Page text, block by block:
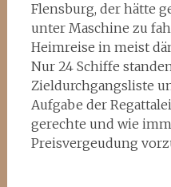
Flensburg, der hätte
unter Maschine zu
Heimreise in meist
Nur 24 Schiffe
Zieldurchgangsliste
Aufgabe der
gerechte und wie
Preisvergeudung